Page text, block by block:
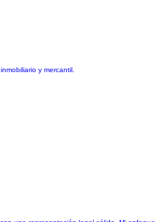
y mercantil.